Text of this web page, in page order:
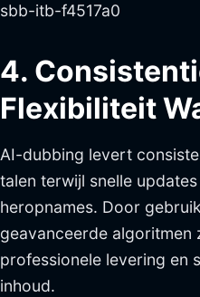
sbb-itb-f4517a0
4.
Flexibiliteit
AI-dubbing levert
talen terwijl snelle
heropnames. Door
geavanceerde
professionele levering en
inhoud.